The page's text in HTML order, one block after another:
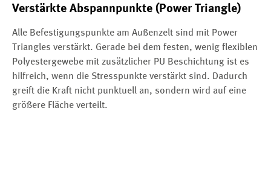
Verstärkte Abspannpunkte (Power Triangle)
Alle Befestigungspunkte am Außenzelt sind mit Power
Triangles verstärkt. Gerade bei dem festen, wenig flexiblen
Polyestergewebe mit zusätzlicher PU Beschichtung ist es
hilfreich, wenn die Stresspunkte verstärkt sind. Dadurch
greift die Kraft nicht punktuell an, sondern wird auf eine
größere Fläche verteilt.